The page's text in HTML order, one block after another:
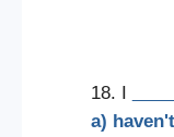
18. I
a)